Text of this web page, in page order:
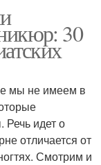
30
мы не имеем в
Речь идет о
отличается от
Смотрим и